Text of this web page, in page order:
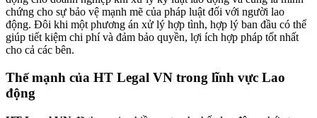
chứng cho sự bảo vệ mạnh mẽ của pháp luật đối với người lao
động. Đôi khi một phương án xử lý hợp tình, hợp lý ban đầu có thể
giúp tiết kiệm chi phí và đảm bảo quyền, lợi ích hợp pháp tốt nhất
cho cả các bên.
Thế mạnh của HT Legal VN trong lĩnh vực Lao
động